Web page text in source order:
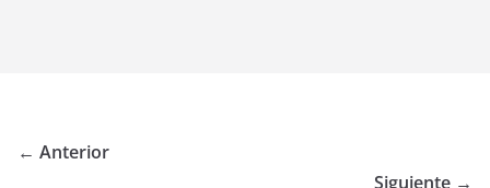
← Anterior
Siguiente →